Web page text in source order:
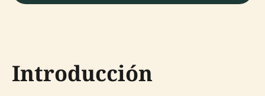
Introducción